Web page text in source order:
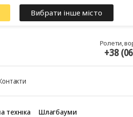
Ролети,
+38
техніка Шлагбауми
Вибрати інше місто